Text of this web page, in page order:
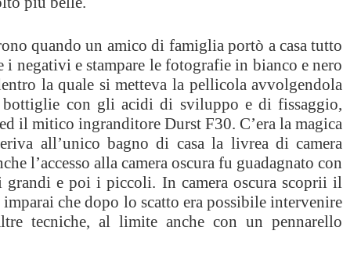
quando un amico di famiglia portò a casa tutto
i negativi e stampare le fotografie in bianco e nero
la quale si metteva la pellicola avvolgendola
bottiglie con gli acidi di sviluppo e di fissaggio,
il mitico ingranditore Durst F30. C’era la magica
all’unico bagno di casa la livrea di camera
l’accesso alla camera oscura fu guadagnato con
grandi e poi i piccoli. In camera oscura scoprii il
che dopo lo scatto era possibile intervenire
tecniche, al limite anche con un pennarello